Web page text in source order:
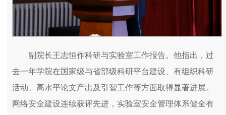
副院长王志恒作科研与实验室工作报告。他指出，过
去一年学院在国家级与省部级科研平台建设、有组织科研
活动、高水平论文产出及引智工作等方面取得显著进展。
网络安全建设连续获评先进，实验室安全管理体系健全有